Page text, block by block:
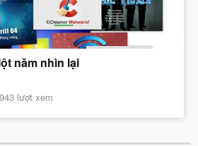
năm nhìn lại
lượt xem